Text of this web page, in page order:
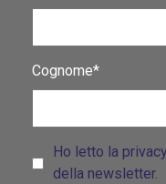
Cognome*
Ho letto la
della newsletter.